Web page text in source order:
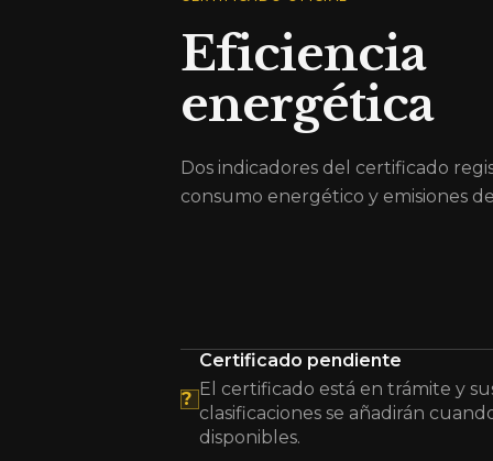
Eficiencia
energética
Dos indicadores del certificado
consumo energético y emisiones de
?
Certificado pendiente
El certificado está en trámite y
clasificaciones se añadirán
disponibles.